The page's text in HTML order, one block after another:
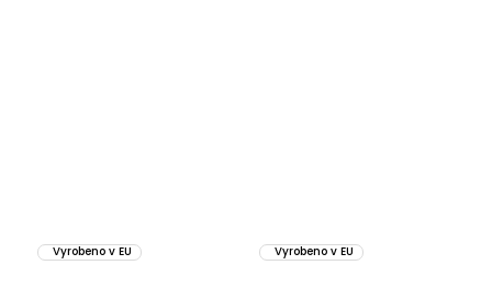
Vyrobeno v EU Vyrobeno v EU